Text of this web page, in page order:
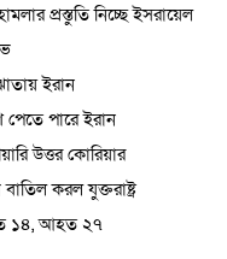
প্রস্তুতি নিচ্ছে ইসরায়েল
ইরান
পেতে পারে ইরান
উত্তর কোরিয়ার
বাতিল করল যুক্তরাষ্ট্র
১৪, আহত ২৭